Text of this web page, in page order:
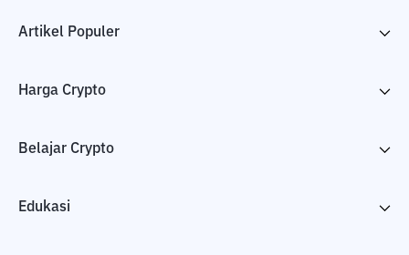
Artikel Populer
Harga Crypto
Belajar Crypto
Edukasi